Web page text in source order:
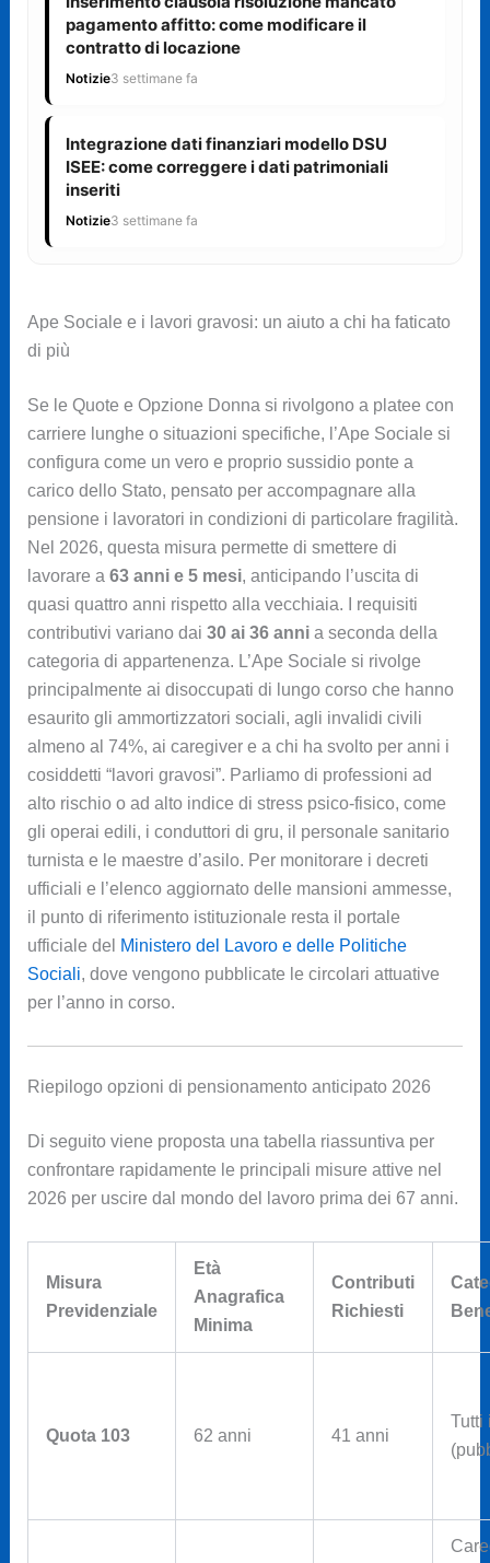
pagamento affitto: come modificare il
contratto di locazione
Notizie3 settimane fa
Integrazione dati finanziari modello DSU
ISEE: come correggere i dati patrimoniali
inseriti
Notizie3 settimane fa
Ape Sociale e i lavori gravosi: un aiuto a chi ha faticato
di più
Se le Quote e Opzione Donna si rivolgono a platee con
carriere lunghe o situazioni specifiche, l’Ape Sociale si
configura come un vero e proprio sussidio ponte a
carico dello Stato, pensato per accompagnare alla
pensione i lavoratori in condizioni di particolare fragilità.
Nel 2026, questa misura permette di smettere di
lavorare a 63 anni e 5 mesi, anticipando l’uscita di
quasi quattro anni rispetto alla vecchiaia. I requisiti
contributivi variano dai 30 ai 36 annia seconda della
categoria di appartenenza. L’Ape Sociale si rivolge
principalmente ai disoccupati di lungo corso che hanno
esaurito gli ammortizzatori sociali, agli invalidi civili
almeno al 74%, ai caregiver e a chi ha svolto per anni i
cosiddetti “lavori gravosi”. Parliamo di professioni ad
alto rischio o ad alto indice di stress psico-fisico, come
gli operai edili, i conduttori di gru, il personale sanitario
turnista e le maestre d’asilo. Per monitorare i decreti
ufficiali e l’elenco aggiornato delle mansioni ammesse,
il punto di riferimento istituzionale resta il portale
ufficiale del
Ministero del Lavoro e delle Politiche
Sociali, dove vengono pubblicate le circolari attuative
per l’anno in corso.
Riepilogo opzioni di pensionamento anticipato 2026
Di seguito viene proposta una tabella riassuntiva per
confrontare rapidamente le principali misure attive nel
2026 per uscire dal mondo del lavoro prima dei 67 anni.
Misura
Previdenziale
Età
Anagrafica
Minima
Contributi
Richiesti
Quota 103 62 anni 41 anni
Tutti